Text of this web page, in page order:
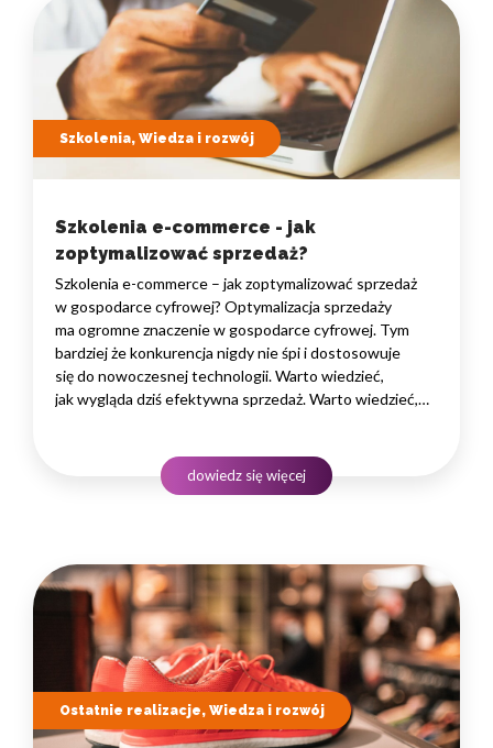
Szkolenia, Wiedza i rozwój
Szkolenia e-commerce - jak
zoptymalizować sprzedaż?
Szkolenia e-commerce – jak zoptymalizować sprzedaż
w gospodarce cyfrowej? Optymalizacja sprzedaży
ma ogromne znaczenie w gospodarce cyfrowej. Tym
bardziej że konkurencja nigdy nie śpi i dostosowuje
się do nowoczesnej technologii. Warto wiedzieć,
jak wygląda dziś efektywna sprzedaż. Warto wiedzieć,
ze sklepu stacjonarnego. W związku z tym trzeba umieć
sprostać coraz bardziej wygórowanym…
dowiedz się więcej
Ostatnie realizacje, Wiedza i rozwój